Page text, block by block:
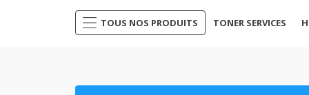
TOUS NOS PRODUITS TONER SERVICES